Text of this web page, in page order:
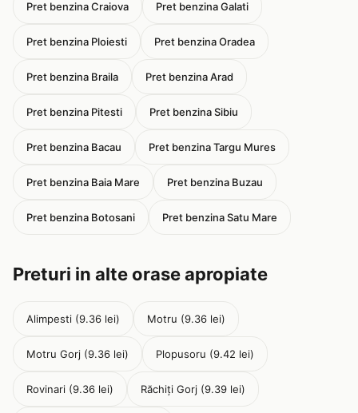
Pret benzina Craiova Pret benzina Galati
Pret benzina Ploiesti Pret benzina Oradea
Pret benzina Braila Pret benzina Arad
Pret benzina Pitesti Pret benzina Sibiu
Pret benzina Bacau Pret benzina Targu Mures
Pret benzina Baia Mare Pret benzina Buzau
Pret benzina Botosani Pret benzina Satu Mare
Preturi in alte orase apropiate
Alimpesti (9.36 lei) Motru (9.36 lei)
Motru Gorj (9.36 lei) Plopusoru (9.42 lei)
Rovinari (9.36 lei) Răchiți Gorj (9.39 lei)